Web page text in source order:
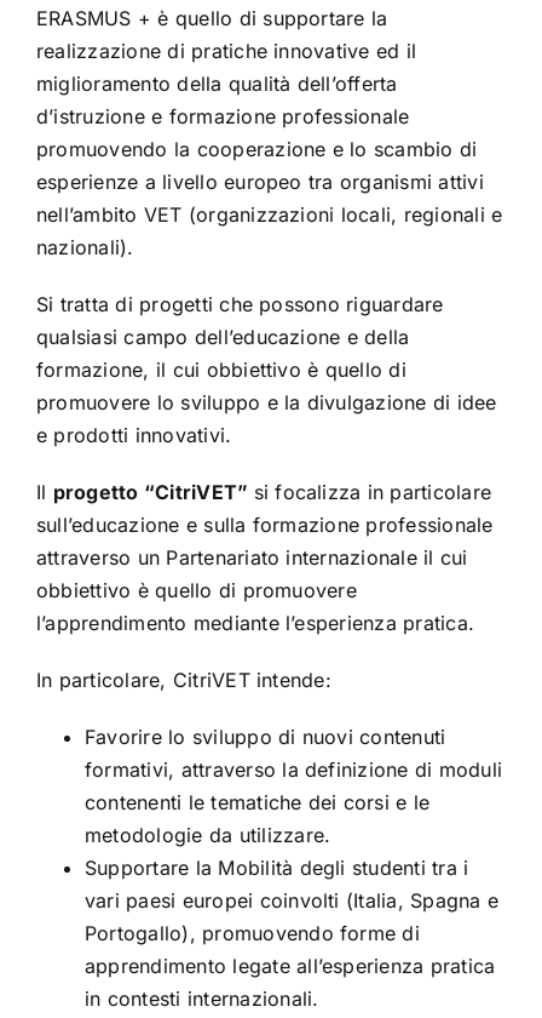
ERASMUS + è quello di supportare la
realizzazione di pratiche innovative ed il
miglioramento della qualità dell’offerta
d’istruzione e formazione professionale
promuovendo la cooperazione e lo scambio di
esperienze a livello europeo tra organismi attivi
nell’ambito VET (organizzazioni locali, regionali e
nazionali).
Si tratta di progetti che possono riguardare
qualsiasi campo dell’educazione e della
formazione, il cui obbiettivo è quello di
promuovere lo sviluppo e la divulgazione di idee
e prodotti innovativi.
Il progetto “CitriVET” si focalizza in particolare
sull’educazione e sulla formazione professionale
attraverso un Partenariato internazionale il cui
obbiettivo è quello di promuovere
l’apprendimento mediante l’esperienza pratica.
In particolare, CitriVET intende:
Favorire lo sviluppo di nuovi contenuti
formativi, attraverso la definizione di moduli
contenenti le tematiche dei corsi e le
metodologie da utilizzare.
Supportare la Mobilità degli studenti tra i
vari paesi europei coinvolti (Italia, Spagna e
Portogallo), promuovendo forme di
apprendimento legate all’esperienza pratica
in contesti internazionali.